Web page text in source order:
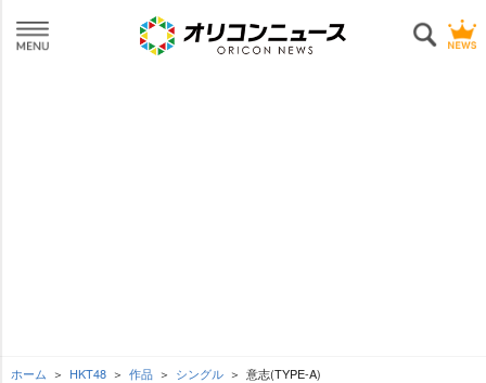
ホーム HKT48 作品 シングル 意志(TYPE-A)